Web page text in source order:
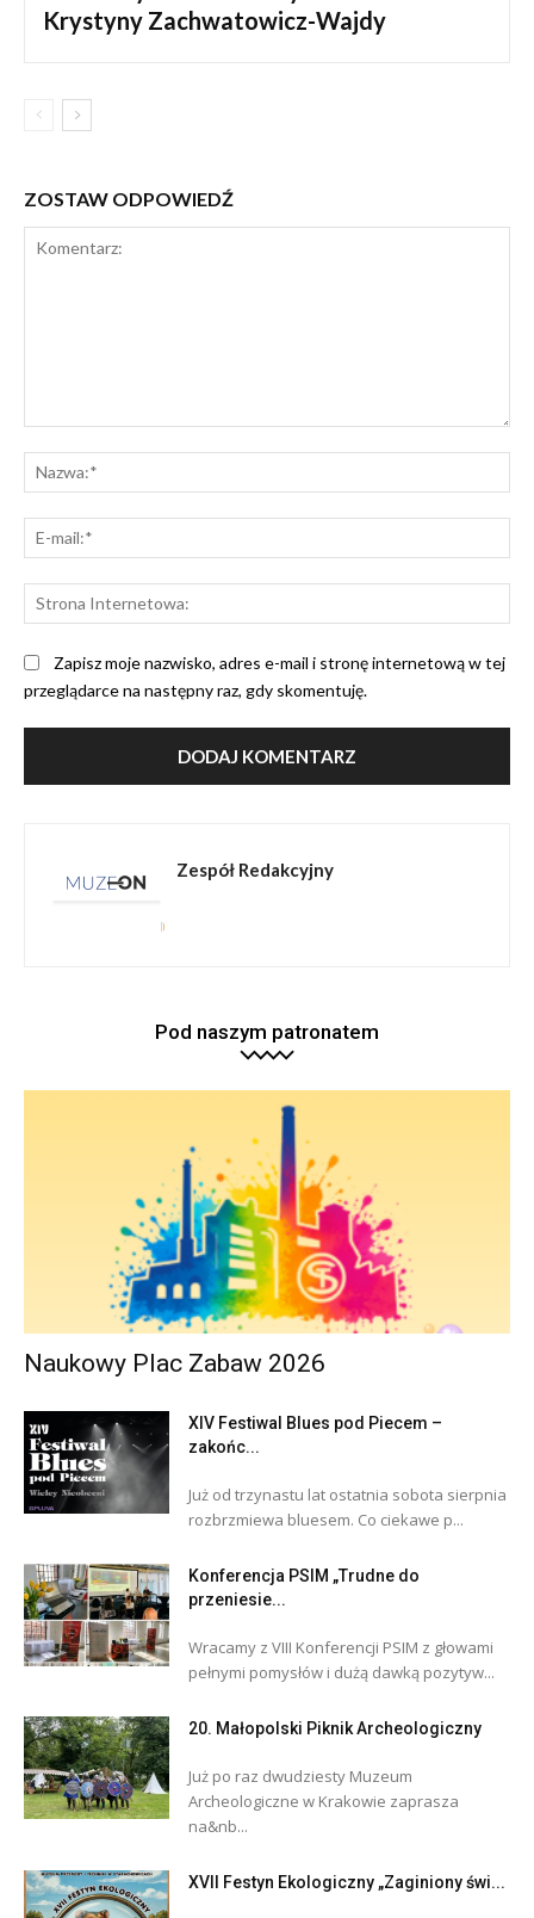
Krystyny Zachwatowicz-Wajdy
ZOSTAW ODPOWIEDŹ
Zapisz moje nazwisko, adres e-mail i stronę internetową w tej
przeglądarce na następny raz, gdy skomentuję.
Zespół Redakcyjny
Pod naszym patronatem
Naukowy Plac Zabaw 2026
XIV Festiwal Blues pod Piecem –
zakońc...
Już od trzynastu lat ostatnia sobota sierpnia
rozbrzmiewa bluesem. Co ciekawe p...
Konferencja PSIM „Trudne do
przeniesie...
Wracamy z VIII Konferencji PSIM z głowami
pełnymi pomysłów i dużą dawką pozytyw...
20. Małopolski Piknik Archeologiczny
Już po raz dwudziesty Muzeum
Archeologiczne w Krakowie zaprasza
na&nb...
XVII Festyn Ekologiczny „Zaginiony świ...